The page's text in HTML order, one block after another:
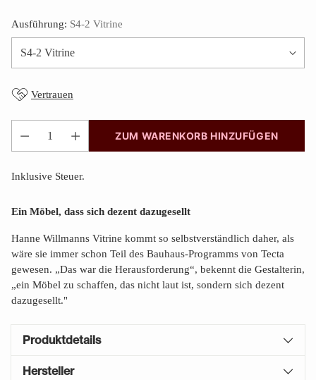
Ausführung: S4-2 Vitrine
Vertrauen
Anzahl
ZUM WARENKORB HINZUFÜGEN
Inklusive Steuer.
Ein Möbel, dass sich dezent dazugesellt
Hanne Willmanns Vitrine kommt so selbstverständlich daher, als
wäre sie immer schon Teil des Bauhaus-Programms von Tecta
gewesen. „Das war die Herausforderung“, bekennt die Gestalterin,
„ein Möbel zu schaffen, das nicht laut ist, sondern sich dezent
dazugesellt."
Produktdetails
Hersteller